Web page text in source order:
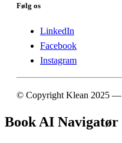
Følg os
LinkedIn
Facebook
Instagram
© Copyright Klean 2025 —
Book AI Navigatør